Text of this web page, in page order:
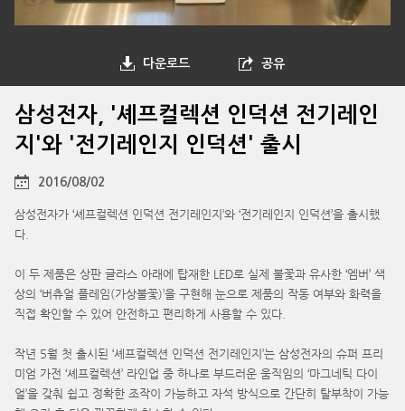
다운로드 공유
삼성전자, '셰프컬렉션 인덕션 전기레인
지'와 '전기레인지 인덕션' 출시
2016/08/02
삼성전자가 ‘셰프컬렉션 인덕션 전기레인지’와 ‘전기레인지 인덕션’을 출시했
다.
이 두 제품은 상판 글라스 아래에 탑재한 LED로 실제 불꽃과 유사한 ‘엠버’ 색
상의 ‘버츄얼 플레임(가상불꽃)’을 구현해 눈으로 제품의 작동 여부와 화력을
직접 확인할 수 있어 안전하고 편리하게 사용할 수 있다.
작년 5월 첫 출시된 ‘셰프컬렉션 인덕션 전기레인지’는 삼성전자의 슈퍼 프리
미엄 가전 ‘셰프컬렉션’ 라인업 중 하나로 부드러운 움직임의 ‘마그네틱 다이
얼’을 갖춰 쉽고 정확한 조작이 가능하고 자석 방식으로 간단히 탈부착이 가능